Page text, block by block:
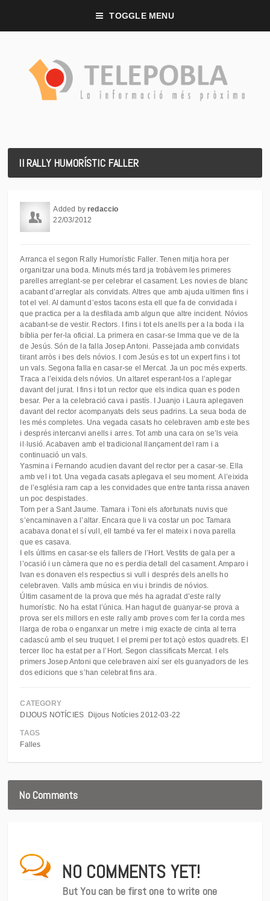
TOGGLE MENU
II RALLY HUMORÍSTIC FALLER
Added byredaccio
22/03/2012
Arranca el segon Rally Humorístic Faller. Tenen mitja hora per
organitzar una boda. Minuts més tard ja trobàvem les primeres
parelles arreglant-se per celebrar el casament. Les novies de blanc
acabant d’arreglar als convidats. Altres que amb ajuda ultimen fins i
tot el vel. Al damunt d’estos tacons esta ell que fa de convidada i
que practica per a la desfilada amb algun que altre incident. Nóvios
acabant-se de vestir. Rectors. I fins i tot els anells per a la boda i la
bíblia per fer-la oficial. La primera en casar-se Imma que ve de la
de Jesús. Són de la falla Josep Antoni. Passejada amb convidats
tirant arròs i bes dels nóvios. I com Jesús es tot un expert fins i tot
un vals. Segona falla en casar-se el Mercat. Ja un poc més experts.
Traca a l’eixida dels nóvios. Un altaret esperant-los a l’aplegar
davant del jurat. I fins i tot un rector que els indica quan es poden
besar. Per a la celebració cava i pastís. I Juanjo i Laura aplegaven
davant del rector acompanyats dels seus padrins. La seua boda de
les més completes. Una vegada casats ho celebraven amb este bes
i després intercanvi anells i arres. Tot amb una cara on se’ls veia
il·lusió. Acabaven amb el tradicional llançament del ram i a
continuació un vals.
Yasmina i Fernando acudien davant del rector per a casar-se. Ella
amb vel i tot. Una vegada casats aplegava el seu moment. A l’eixida
de l’església ram cap a les convidades que entre tanta rissa anaven
un poc despistades.
Torn per a Sant Jaume. Tamara i Toni els afortunats nuvis que
s’encaminaven a l’altar. Encara que li va costar un poc Tamara
acabava donat el sí vull, ell també va fer el mateix i nova parella
que es casava.
I els últims en casar-se els fallers de l’Hort. Vestits de gala per a
l’ocasió i un càmera que no es perdia detall del casament. Amparo i
Ivan es donaven els respectius si vull i després dels anells ho
celebraven. Valls amb música en viu i brindis de nóvios.
Últim casament de la prova que més ha agradat d’este rally
humorístic. No ha estat l’única. Han hagut de guanyar-se prova a
prova ser els millors en este rally amb proves com fer la corda mes
llarga de roba o enganxar un metre i mig exacte de cinta al terra
cadascú amb el seu truquet. I el premi per tot açò estos quadrets. El
tercer lloc ha estat per a l’Hort. Segon classificats Mercat. I els
primers Josep Antoni que celebraven així ser els guanyadors de les
dos edicions que s’han celebrat fins ara.
CATEGORY
DIJOUS NOTÍCIES
Dijous Notícies 2012-03-22
TAGS
Falles
No Comments
NO COMMENTS YET!
But You can be first one to write one